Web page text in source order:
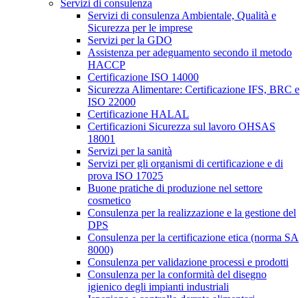
Servizi di consulenza
Servizi di consulenza Ambientale, Qualità e
Sicurezza per le imprese
Servizi per la GDO
Assistenza per adeguamento secondo il metodo
HACCP
Certificazione ISO 14000
Sicurezza Alimentare: Certificazione IFS, BRC e
ISO 22000
Certificazione HALAL
Certificazioni Sicurezza sul lavoro OHSAS
18001
Servizi per la sanità
Servizi per gli organismi di certificazione e di
prova ISO 17025
Buone pratiche di produzione nel settore
cosmetico
Consulenza per la realizzazione e la gestione del
DPS
Consulenza per la certificazione etica (norma SA
8000)
Consulenza per validazione processi e prodotti
Consulenza per la conformità del disegno
igienico degli impianti industriali